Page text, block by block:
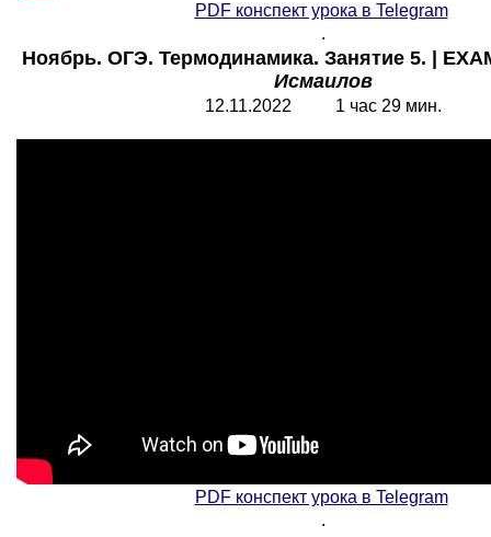
PDF конспект урока в Telegram
.
Ноябрь. ОГЭ. Термодинамика. Занятие 5. |
Исмаилов
12.11.2022 1 час 29 мин.
PDF конспект урока в Telegram
.